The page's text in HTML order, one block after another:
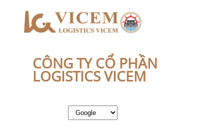
CÔNG TY CỔ PHẦN
LOGISTICS VICEM